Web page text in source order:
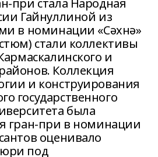
при стала Народная
Гайнуллиной из
в номинации «Сәхнә»
стали коллективы
и
Коллекция
и конструирования
государственного
была
гран-при в номинации
оценивало
под